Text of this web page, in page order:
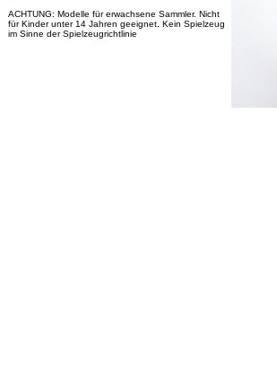
ACHTUNG: Modelle für erwachsene Sammler. Nicht
für Kinder unter 14 Jahren geeignet. Kein Spielzeug
im Sinne der Spielzeugrichtlinie